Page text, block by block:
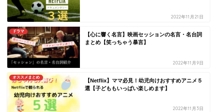
2022年11月21日
ドラマ
【心に響く名言】映画セッションの名言・名台詞
まとめ【笑っちゃう暴言】
2022年11月9日
オススメまとめ
【Netflix】ママ必見！幼児向けおすすめアニメ５
選【子どももいっぱい楽しめます】
2022年11月3日